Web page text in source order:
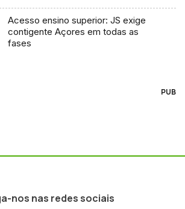
Acesso ensino superior: JS exige
contigente Açores em todas as
fases
PUB
nos nas redes sociais